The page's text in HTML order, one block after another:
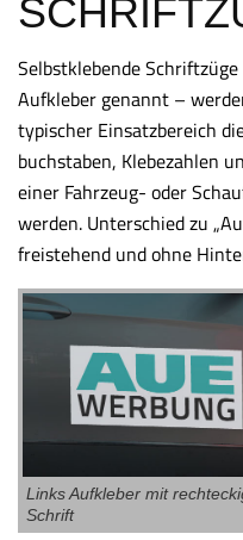
Selbstklebende
Aufkleber genannt –
typischer Einsatzbereich
buchstaben, Klebezahlen
einer Fahrzeug- oder
werden. Unterschied zu
freistehend und ohne
Links Aufkleber mit
Schrift